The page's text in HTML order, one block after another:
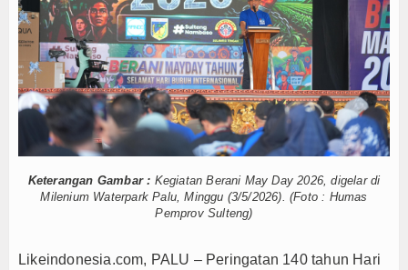
Tokoh
Ceramah
Hikmah
Index Berita
Download
Gallery
Karyawan Hilang Usai Jatuh dari Tongkang di
Palu, Sigi, dan Donggala Jadi Tujuan Wisata
Akhirnya, Penerbangan Internasional Perdana
Suka Rekam Orang Tanpa Izin Buat Konten?
180 Gempa di Sulteng Tercatat pada Minggu
Perhatikan Kualitas Air, Depot di Palu Diminta
Mahasiswi Asal Morut Meninggal di Kos Palu,
Usai Palu–Guangzhou, Sulteng Bidik Rute
Mayat Perempuan Ditemukan Mengapung di
Karyawan Hilang Usai Jatuh dari Tongkang di
Keterangan Gambar : Kegiatan Berani May Day 2026, digelar di
Milenium Waterpark Palu, Minggu (3/5/2026). (Foto : Humas
Pemprov Sulteng)
Likeindonesia.com, PALU – Peringatan 140 tahun Hari